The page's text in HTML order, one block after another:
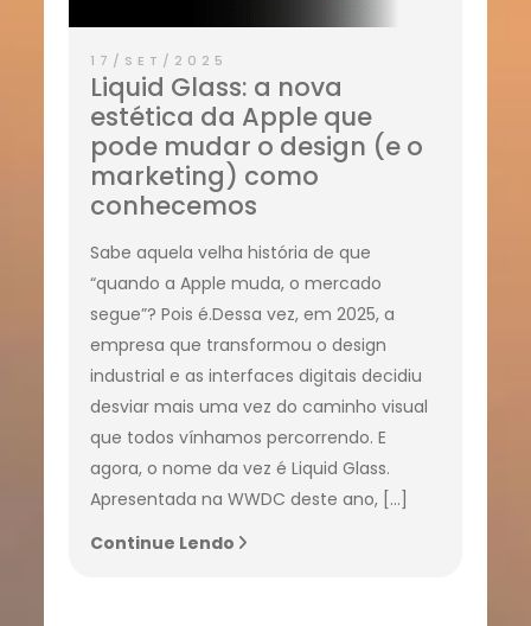
17/SET/2025
Liquid Glass: a nova
estética da Apple que
pode mudar o design (e o
marketing) como
conhecemos
Sabe aquela velha história de que
“quando a Apple muda, o mercado
segue”? Pois é.Dessa vez, em 2025, a
empresa que transformou o design
industrial e as interfaces digitais decidiu
desviar mais uma vez do caminho visual
que todos vínhamos percorrendo. E
agora, o nome da vez é Liquid Glass.
Apresentada na WWDC deste ano, […]
Continue Lendo